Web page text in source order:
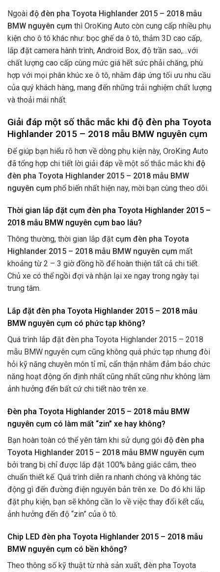
Ngoài độ đèn pha Toyota Highlander 2015 – 2018 mẫu
BMW nguyên cụm thì OroKing Auto còn cung cấp nhiều phụ
kiện cho ô tô khác như: bọc ghế da ô tô, thảm 3D cao cấp,
lắp đặt camera hành trình, Android Box, độ trần sao,…với
chất lượng cao cấp cùng mức giá hết sức phải chăng, phù
hợp với mọi phân khúc xe ô tô, nhằm đáp ứng tối ưu nhu cầu
của quý khách hàng, mang đến những trải nghiệm chất lượng
và thoải mái nhất.
Giải đáp một số thắc mắc khi độ đèn pha Toyota
Highlander 2015 – 2018 mẫu BMW nguyên cụm
Để giúp bạn hiểu rõ hơn về dòng phụ kiện này, OroKing Auto
đã tổng hợp chi tiết lời giải đáp về một số thắc mắc khi độ
đèn pha Toyota Highlander 2015 – 2018 mẫu BMW
nguyên cụm phổ biến nhất hiện nay, mời bạn cùng theo dõi.
Thời gian lắp đặt cụm đèn pha Toyota Highlander 2015 –
2018 mẫu BMW nguyên cụm bao lâu?
Thông thường, thời gian lắp đặt cụm đèn pha Toyota
Highlander 2015 – 2018 mẫu BMW nguyên cụm mất
khoảng từ 2 – 3 giờ đồng hồ để hoàn thiện tất cả chi tiết.
Chủ xe có thể ngồi đợi và nhận lại xe ngay trong ngày tại
trung tâm.
Lắp đặt đèn pha Toyota Highlander 2015 – 2018 mẫu
BMW nguyên cụm có phức tạp không?
Quá trình lắp đặt đèn pha Toyota Highlander 2015 – 2018
mẫu BMW nguyên cụm cũng không quá phức tạp nhưng đòi
hỏi kỹ năng chuyên môn tỉ mỉ, cẩn thận nhằm đảm bảo chức
năng hoạt động ổn định nhất cũng nhất cũng như không làm
ảnh hưởng đến bất cứ chi tiết nào trên xe.
Đèn pha Toyota Highlander 2015 – 2018 mẫu BMW
nguyên cụm có làm mất “zin” xe hay không?
Bạn hoàn toàn có thể yên tâm khi sử dụng gói độ đèn pha
Toyota Highlander 2015 – 2018 mẫu BMW nguyên cụm
bởi trang bị chỉ được lắp đặt 100% bằng giắc cắm, theo
chuẩn thiết kế. Quá trình diễn ra nhanh chóng và không tác
động gì đến đường điện nguyên bản trên xe. Do đó khi lắp
đặt phụ kiện, bạn sẽ không cần lo về việc thay đổi kết cấu,
ảnh hưởng đến độ “zin” của ô tô.
Chip LED đèn pha Toyota Highlander 2015 – 2018 mẫu
BMW nguyên cụm có bền không?
Theo thông số kỹ thuật từ nhà sản xuất, đèn pha Toyota